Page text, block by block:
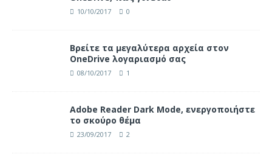
10/10/2017 0
Βρείτε τα μεγαλύτερα αρχεία στον
OneDrive λογαριασμό σας
08/10/2017 1
Adobe Reader Dark Mode, ενεργοποιήστε
το σκούρο θέμα
23/09/2017 2